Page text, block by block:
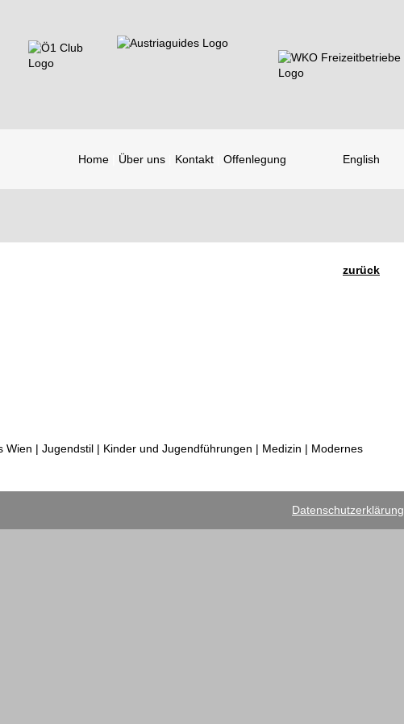
Home Über uns Kontakt Offenlegung English
zurück
| Jugendstil | Kinder und Jugendführungen | Medizin | Modernes
Datenschutzerklärung